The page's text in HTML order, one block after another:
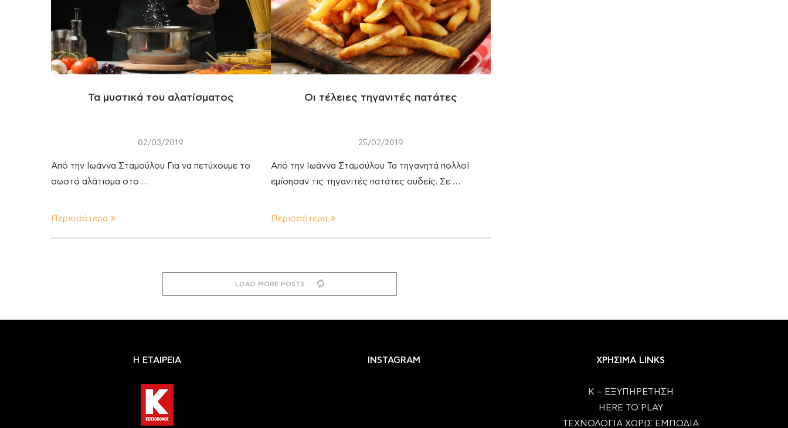
Τα μυστικά του αλατίσματος
02/03/2019
Από την Ιωάννα Σταμούλου Για να πετύχουμε το
σωστό αλάτισμα στο …
Περισσότερα
Οι τέλειες τηγανιτές πατάτες
25/02/2019
Από την Ιωάννα Σταμούλου Τα τηγανητά πολλοί
εμίσησαν τις τηγανιτές πατάτες ουδείς. Σε …
Περισσότερα
LOAD MORE POSTS
Η ΕΤΑΙΡΕΙΑ INSTAGRAM ΧΡΗΣΙΜΑ LINKS
Κ – ΕΞΥΠΗΡΕΤΗΣΗ
HERE TO PLAY
ΤΕΧΝΟΛΟΓΙΑ ΧΩΡΙΣ ΕΜΠΟΔΙΑ